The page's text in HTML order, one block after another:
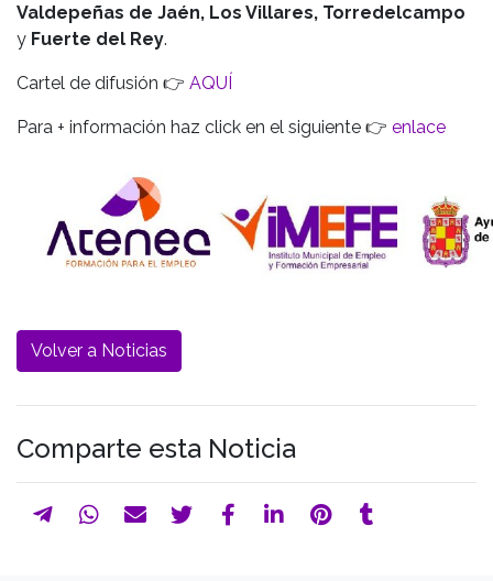
Valdepeñas de Jaén, Los Villares, Torredelcampo
y Fuerte del Rey.
Cartel de difusión 👉 AQUÍ
Para + información haz click en el siguiente 👉 enlace
Volver a Noticias
Comparte esta Noticia